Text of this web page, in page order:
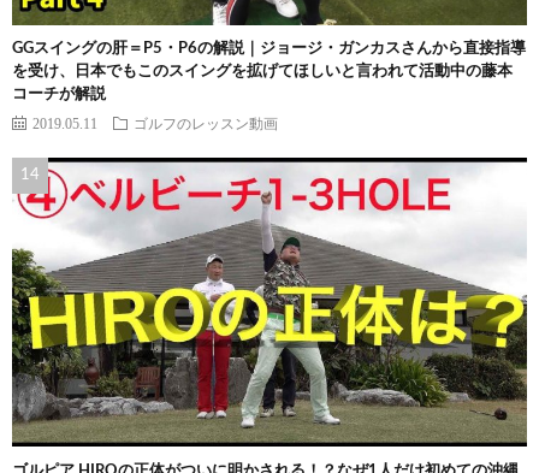
GGスイングの肝＝P5・P6の解説｜ジョージ・ガンカスさんから直接指導
を受け、日本でもこのスイングを拡げてほしいと言われて活動中の藤本
コーチが解説
2019.05.11 ゴルフのレッスン動画